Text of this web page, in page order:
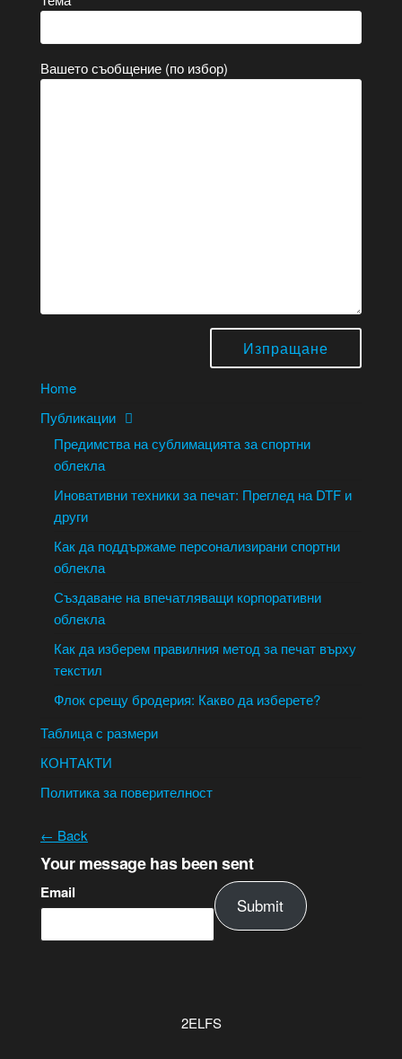
Вашето съобщение (по избор)
Home
Публикации
Предимства на сублимацията за спортни
облекла
Иновативни техники за печат: Преглед на DTF и
други
Как да поддържаме персонализирани спортни
облекла
Създаване на впечатляващи корпоративни
облекла
Как да изберем правилния метод за печат върху
текстил
Флок срещу бродерия: Какво да изберете?
Таблица с размери
КОНТАКТИ
Политика за поверителност
← Back
Your message has been sent
Email
Submit
2ELFS